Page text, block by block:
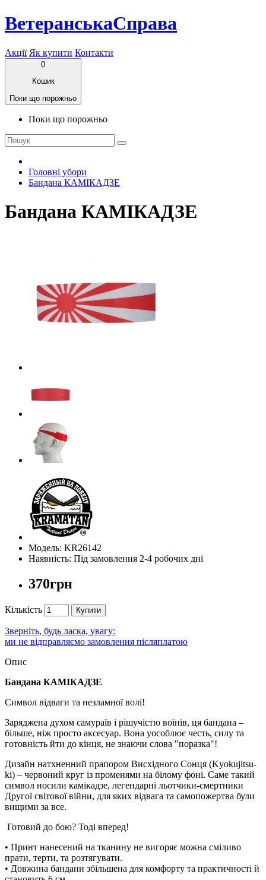
ВетеранськаСправа
Акції Як купити Контакти
0
Кошик
Поки що порожньо
Поки що порожньо
Головні убори
Бандана КАМІКАДЗЕ
Бандана КАМІКАДЗЕ
Модель: KR26142
Наявність: Під замовлення 2-4 робочих дні
370грн
Кількість Купити
Зверніть, будь ласка, увагу:
ми не відправляємо замовлення післяплатою
Опис
Бандана КАМІКАДЗЕ
Символ відваги та незламної волі!
Заряджена духом самураїв і рішучістю воїнів, ця бандана –
більше, ніж просто аксесуар. Вона уособлює честь, силу та
готовність йти до кінця, не знаючи слова "поразка"!
Дизайн натхненний прапором Висхідного Сонця (Kyokujitsu-
ki) – червоний круг із променями на білому фоні. Саме такий
символ носили камікадзе, легендарні льотчики-смертники
Другої світової війни, для яких відвага та самопожертва були
вищими за все.
Готовий до бою? Тоді вперед!
• Принт нанесений на тканину не вигоряє можна сміливо
прати, терти, та розтягувати.
• Довжина бандани збільшена для комфорту та практичності й